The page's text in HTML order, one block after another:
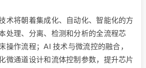
术将朝着集成化、自动化、智能化的方
处理、分离、检测和分析的全流程芯
操作流程；AI 技术与微流控的融合，
微通道设计和流体控制参数，提升芯片